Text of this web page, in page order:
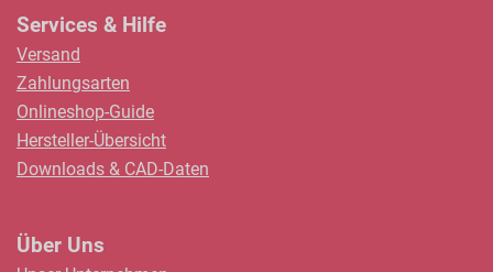
Services & Hilfe
Versand
Zahlungsarten
Onlineshop-Guide
Hersteller-Übersicht
Downloads & CAD-Daten
Über Uns